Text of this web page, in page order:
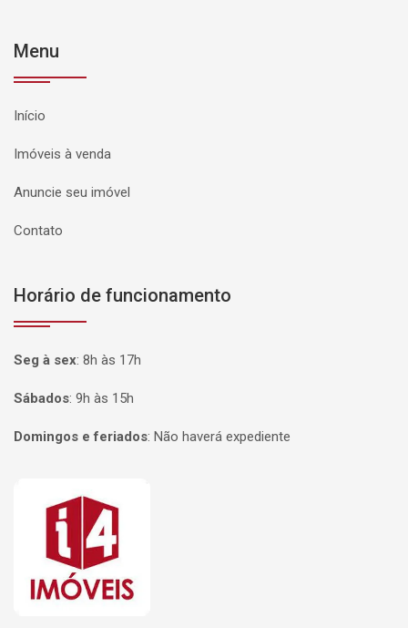
Menu
Início
Imóveis à venda
Anuncie seu imóvel
Contato
Horário de funcionamento
Seg à sex: 8h às 17h
Sábados: 9h às 15h
Domingos e feriados: Não haverá expediente
Página inicial